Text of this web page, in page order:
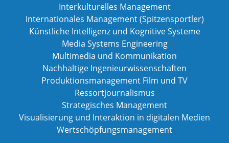
Interkulturelles Management
Internationales Management (Spitzensportler)
Künstliche Intelligenz und Kognitive Systeme
Media Systems Engineering
Multimedia und Kommunikation
Nachhaltige Ingenieurwissenschaften
Produktionsmanagement Film und TV
Ressortjournalismus
Strategisches Management
Visualisierung und Interaktion in digitalen Medien
Wertschöpfungsmanagement